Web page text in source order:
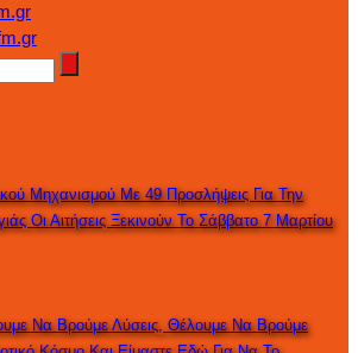
Μηχανισμού Με 49 Προσλήψεις Για Την
Οι Αιτήσεις Ξεκινούν Το Σάββατο 7 Μαρτίου
Να Βρούμε Λύσεις, Θέλουμε Να Βρούμε